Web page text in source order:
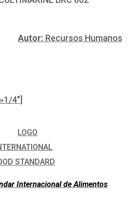
Autor: Recursos Humanos
4″]
Internacional de Alimentos